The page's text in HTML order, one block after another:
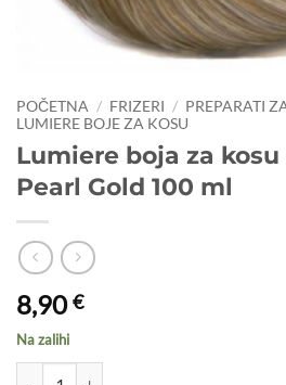
POČETNA / FRIZERI / PREPARATI
LUMIERE BOJE ZA KOSU
Lumiere boja za
Pearl Gold 100 ml
8,90€
Na zalihi